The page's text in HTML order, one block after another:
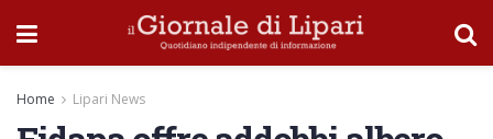
Home Lipari News